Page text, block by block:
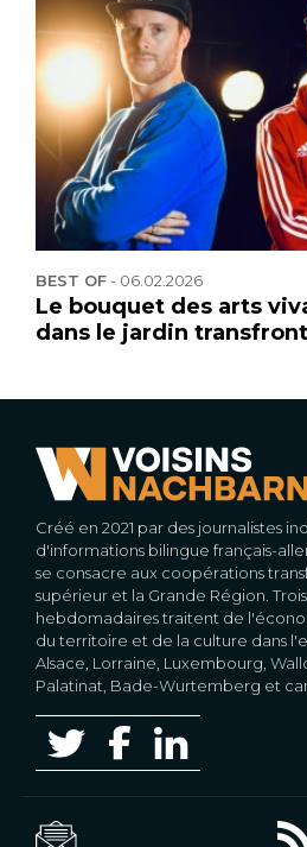
BEST OF- 06.02.2026
Le bouquet des arts
dans le jardin
Créé en 2021 par des journalistes
d'informations bilingue français-
se consacre aux coopérations
supérieur et la Grande Région.
hebdomadaires traitent de
du territoire et de la culture dans
Alsace, Lorraine, Luxembourg,
Palatinat, Bade-Wurtemberg et